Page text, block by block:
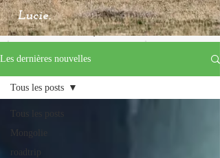
Lucie.
Les dernières nouvelles
Tous les posts
Mongolie
roadtrip
Tous les posts